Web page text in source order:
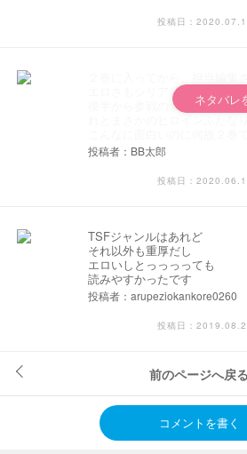
投稿日：
エロさもシリアスさもUP!
後半から参戦の帝国ロリ皇女
ネタバレ
投稿者：BB太郎
投稿日：
TSFジャンルはあれど
それ以外も重厚だし
エロいしとっっっっても
読みやすかったです
投稿者：arupeziokankore0260
投稿日：
前のページへ戻る
コメントを書く